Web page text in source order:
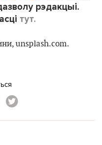
рэдакцыі.
тут.
unsplash.com.